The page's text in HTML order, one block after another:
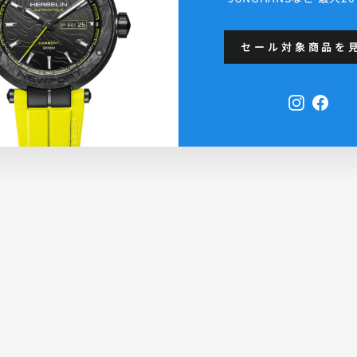
セール対象商品を
Instagram